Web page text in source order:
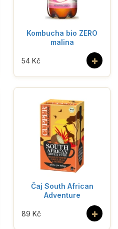
Kombucha bio ZERO
malina
+
54 Kč
Čaj South African
Adventure
+
89 Kč